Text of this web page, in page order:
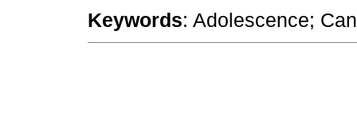
Keywords: Adolescence;